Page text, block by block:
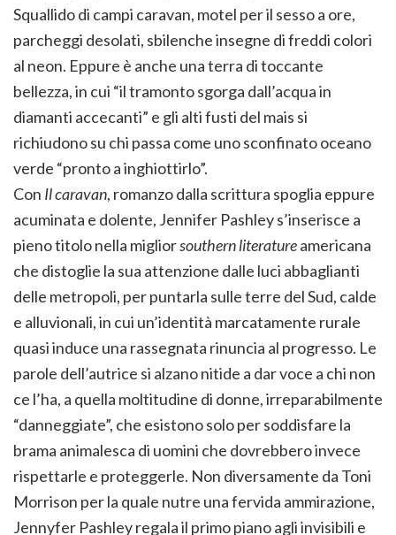
Squallido di campi caravan, motel per il sesso a ore,
parcheggi desolati, sbilenche insegne di freddi colori
al neon. Eppure è anche una terra di toccante
bellezza, in cui “il tramonto sgorga dall’acqua in
diamanti accecanti” e gli alti fusti del mais si
richiudono su chi passa come uno sconfinato oceano
verde “pronto a inghiottirlo”.
Con Il caravan, romanzo dalla scrittura spoglia eppure
acuminata e dolente, Jennifer Pashley s’inserisce a
pieno titolo nella migliorsouthern literatureamericana
che distoglie la sua attenzione dalle luci abbaglianti
delle metropoli, per puntarla sulle terre del Sud, calde
e alluvionali, in cui un’identità marcatamente rurale
quasi induce una rassegnata rinuncia al progresso. Le
parole dell’autrice si alzano nitide a dar voce a chi non
ce l’ha, a quella moltitudine di donne, irreparabilmente
“danneggiate”, che esistono solo per soddisfare la
brama animalesca di uomini che dovrebbero invece
rispettarle e proteggerle. Non diversamente da Toni
Morrison per la quale nutre una fervida ammirazione,
Jennyfer Pashley regala il primo piano agli invisibili e